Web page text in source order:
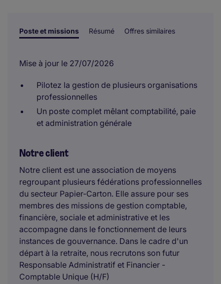
Poste et missions Résumé Offres similaires
Mise à jour le 27/07/2026
Pilotez la gestion de plusieurs organisations
professionnelles
Un poste complet mêlant comptabilité, paie
et administration générale
Notre client
Notre client est une association de moyens
regroupant plusieurs fédérations professionnelles
du secteur Papier-Carton. Elle assure pour ses
membres des missions de gestion comptable,
financière, sociale et administrative et les
accompagne dans le fonctionnement de leurs
instances de gouvernance. Dans le cadre d'un
départ à la retraite, nous recrutons son futur
Responsable Administratif et Financier -
Comptable Unique (H/F)